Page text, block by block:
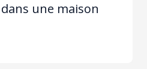
une maison